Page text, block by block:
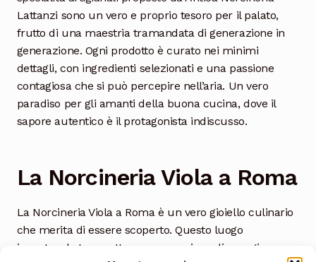
Lattanzi sono un vero e proprio tesoro per il palato,
frutto di una maestria tramandata di generazione in
generazione. Ogni prodotto è curato nei minimi
dettagli, con ingredienti selezionati e una passione
contagiosa che si può percepire nell’aria. Un vero
paradiso per gli amanti della buona cucina, dove il
sapore autentico è il protagonista indiscusso.
La Norcineria Viola a Roma
La Norcineria Viola a Roma è un vero gioiello culinario
che merita di essere scoperto. Questo luogo
incantevole trasmette una sensazione di energia e